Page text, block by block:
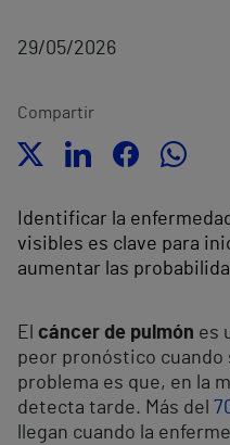
29/05/2026
Compartir
Identificar la
visibles es clave para
aumentar las
El cáncer de pulmón es
peor pronóstico cuando
problema es que, en la
detecta tarde. Más del
llegan cuando la